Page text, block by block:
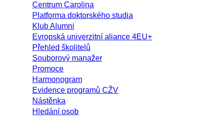
Centrum Carolina
Platforma doktorského studia
Klub Alumni
Evropská univerzitní aliance 4EU+
Přehled školitelů
Souborový manažer
Promoce
Harmonogram
Evidence programů CŽV
Nástěnka
Hledání osob